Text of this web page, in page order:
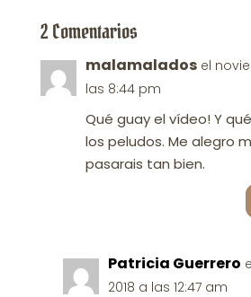
2 Comentarios
malamalados el
las 8:44 pm
Qué guay el vídeo! Y
los peludos. Me alegro
pasarais tan bien.
Patricia Guerrero
2018 a las 12:47 am